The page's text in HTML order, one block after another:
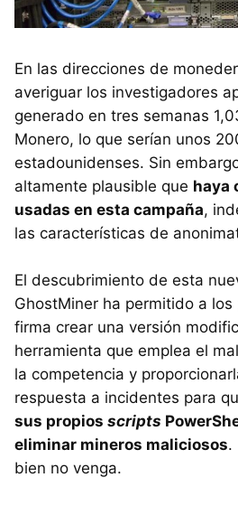
En las direcciones de
averiguar los investigadores
generado en tres semanas
Monero, lo que serían unos
estadounidenses. Sin
altamente plausible que haya
usadas en esta campaña,
las características de
El descubrimiento de esta
GhostMiner ha permitido a
firma crear una versión
herramienta que emplea el
la competencia y
respuesta a incidentes para
sus propios scripts
eliminar mineros maliciosos.
bien no venga.